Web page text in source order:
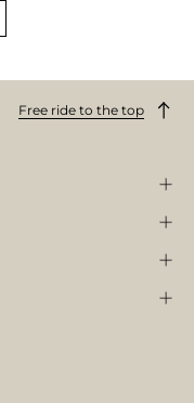
Free ride to the top